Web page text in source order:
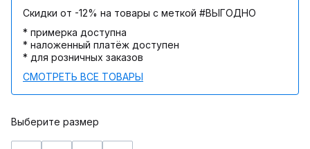
Скидки от -12% на товары с меткой #ВЫГОДНО
* примерка доступна
* наложенный платёж доступен
* для розничных заказов
СМОТРЕТЬ ВСЕ ТОВАРЫ
Выберите размер